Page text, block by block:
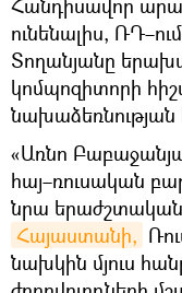
Հանդիսավոր
ունենալիս,
Տողանյանը
կոմպոզիտորի
նախաձեռնության
«Առնո
հայ–ռուսական
նրա երաժշտական
Հայաստանի,
նախկին մյուս